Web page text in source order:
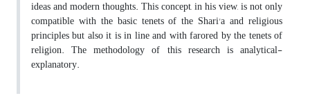
ideas and modern thoughts. This concept, in his view, is not only
compatible with the basic tenets of the Shari'a and religious
principles but also it is in line and with farored by the tenets of
religion. The methodology of this research is analytical-
explanatory.